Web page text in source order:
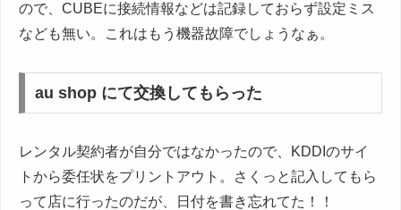
ので、CUBEに接続情報などは記録しておらず設定ミス
なども無い。これはもう機器故障でしょうなぁ。
au shop にて交換してもらった
レンタル契約者が自分ではなかったので、KDDIのサイ
トから委任状をプリントアウト。さくっと記入してもら
って店に行ったのだが、日付を書き忘れてた！！